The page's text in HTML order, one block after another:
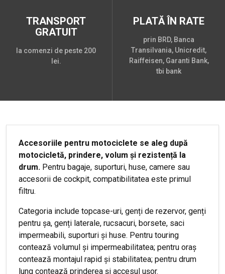
TRANSPORT
GRATUIT
la comenzi de peste 200
lei.
PLATĂ ÎN RATE
prin BRD, Banca
Transilvania, Unicredit,
Raiffeisen, Garanti Bank,
tbi bank
Accesoriile pentru motociclete se aleg după
motocicletă, prindere, volum și rezistență la
drum. Pentru bagaje, suporturi, huse, camere sau
accesorii de cockpit, compatibilitatea este primul
filtru.
Categoria include topcase-uri, genți de rezervor, genți
pentru șa, genți laterale, rucsacuri, borsete, saci
impermeabili, suporturi și huse. Pentru touring
contează volumul și impermeabilitatea; pentru oraș
contează montajul rapid și stabilitatea; pentru drum
lung contează prinderea și accesul ușor.